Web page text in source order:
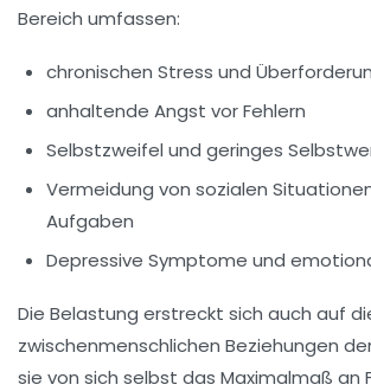
Bereich umfassen:
chronischen Stress und
anhaltende Angst vor Fehlern
Selbstzweifel und geringes
Vermeidung von sozialen
Aufgaben
Depressive Symptome und
Die Belastung erstreckt sich auch auf
zwischenmenschlichen Beziehungen
sie von sich selbst das Maximalmaß an